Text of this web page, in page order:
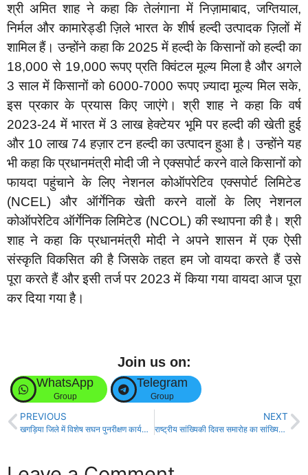
श्री अमित शाह ने कहा कि तेलंगाना में निज़ामाबाद, जग्तियाल,
निर्मल और कामारेड्डी ज़िले भारत के शीर्ष हल्दी उत्पादक ज़िलों में
शामिल हैं। उन्होंने कहा कि 2025 में हल्दी के किसानों को हल्दी का
18,000 से 19,000 रूपए प्रति क्विंटल मूल्य मिला है और अगले
3 साल में किसानों को 6000-7000 रूपए ज़्यादा मूल्य मिल सके,
इस प्रकार के प्रयास किए जाएंगे। श्री शाह ने कहा कि वर्ष
2023-24 में भारत में 3 लाख हेक्टेयर भूमि पर हल्दी की खेती हुई
और 10 लाख 74 हज़ार टन हल्दी का उत्पादन हुआ है। उन्होंने यह
भी कहा कि प्रधानमंत्री मोदी जी ने एक्सपोर्ट करने वाले किसानों को
फायदा पहुंचाने के लिए नेशनल कोऑपरेटिव एक्सपोर्ट लिमिटेड
(NCEL) और ऑर्गेनिक खेती करने वालों के लिए नेशनल
कोऑपरेटिव ऑर्गेनिक लिमिटेड (NCOL) की स्थापना की है। श्री
शाह ने कहा कि प्रधानमंत्री मोदी ने अपने शासन में एक ऐसी
संस्कृति विकसित की है जिसके तहत हम जो वायदा करते हैं उसे
पूरा करते हैं और इसी तर्ज पर 2023 में किया गया वायदा आज पूरा
कर दिया गया है।
Join us on:
WhatsApp
Group
Telegram
Group
PREVIOUS
खगड़िया जिले में विशेष सघन पुनरीक्षण कार्यक्रम की शुरुआत, बीडीओ ने बीएलओ को किया निर्देशित!
NEXT
राष्ट्रीय सांख्यिकी दिवस समारोह का सांख्यिकी कार्यालय पटना द्वारा आयोजन!